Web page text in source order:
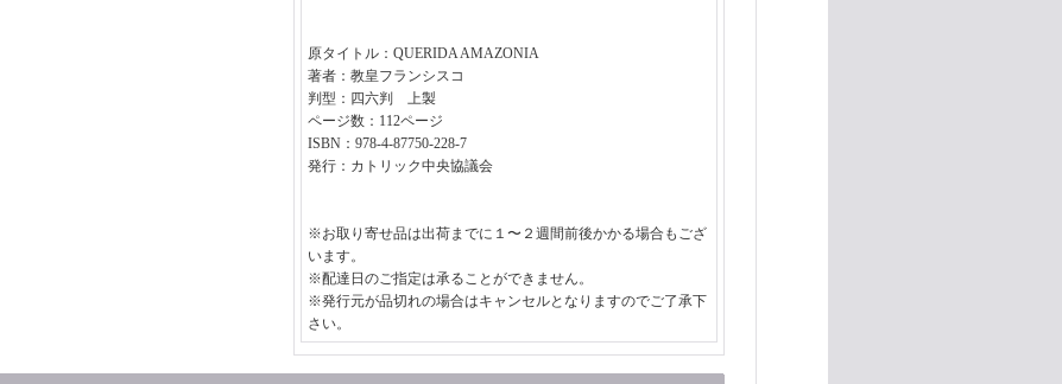
原タイトル：QUERIDA AMAZONIA
著者：教皇フランシスコ
判型：四六判 上製
ページ数：112ページ
ISBN：978-4-87750-228-7
発行：カトリック中央協議会
※お取り寄せ品は出荷までに１〜２週間前後かかる場合もござ
います。
※配達日のご指定は承ることができません。
※発行元が品切れの場合はキャンセルとなりますのでご了承下
さい。